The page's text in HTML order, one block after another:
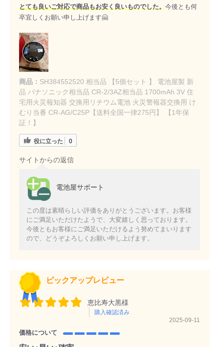
とても良いご対応で商品もお安く良いものでした。今後とも何
卒宜しくお願い申し上げます🤗
商品： SH384552520 相当品 【5個セット 】 電池屋製 新
品 パナソニック相当品 CR-2/3AZ相当品 1700mAh 3V 住
宅用火災報知器 交換用リチウム電池 火災警報器交換用 け
むり当番 CR-AG/C25P【送料全国一律275円】 【1年保
証！】
役に立った 0
サイトからの返信
電池屋サポート
この度は素晴らしい評価をありがとうございます。お客様
にご満足いただけたようで、大変嬉しく思っております。
今後ともお客様にご満足いただけるよう努めてまいります
ので、どうぞよろしくお願い申し上げます。
ピックアップレビュー
恵比寿大黒様
購入確認済み
2025-09-11
価格について